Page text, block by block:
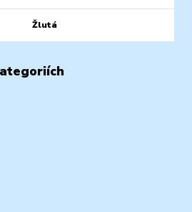
Žlutá